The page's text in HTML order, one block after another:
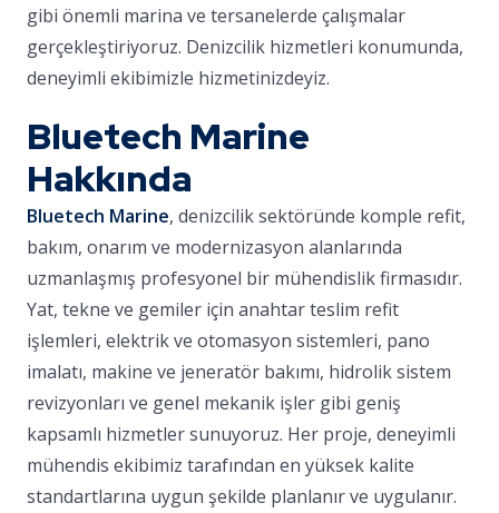
gibi önemli marina ve tersanelerde çalışmalar
gerçekleştiriyoruz. Denizcilik hizmetleri konumunda,
deneyimli ekibimizle hizmetinizdeyiz.
Bluetech Marine
Hakkında
Bluetech Marine, denizcilik sektöründe komple refit,
bakım, onarım ve modernizasyon alanlarında
uzmanlaşmış profesyonel bir mühendislik firmasıdır.
Yat, tekne ve gemiler için anahtar teslim refit
işlemleri, elektrik ve otomasyon sistemleri, pano
imalatı, makine ve jeneratör bakımı, hidrolik sistem
revizyonları ve genel mekanik işler gibi geniş
kapsamlı hizmetler sunuyoruz. Her proje, deneyimli
mühendis ekibimiz tarafından en yüksek kalite
standartlarına uygun şekilde planlanır ve uygulanır.